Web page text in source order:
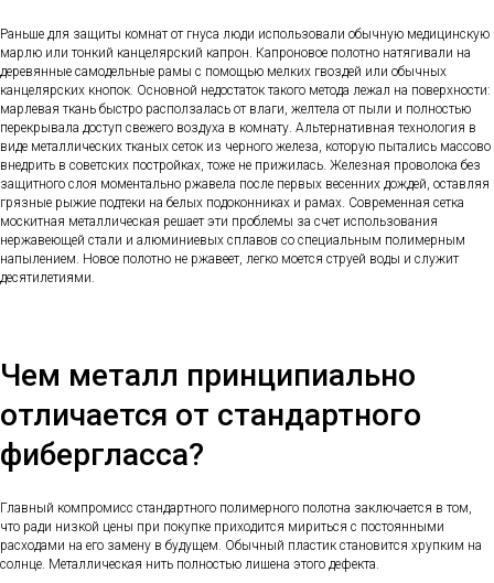
Раньше для защиты комнат от гнуса люди использовали обычную медицинскую
марлю или тонкий канцелярский капрон. Капроновое полотно натягивали на
деревянные самодельные рамы с помощью мелких гвоздей или обычных
канцелярских кнопок. Основной недостаток такого метода лежал на поверхности:
марлевая ткань быстро расползалась от влаги, желтела от пыли и полностью
перекрывала доступ свежего воздуха в комнату. Альтернативная технология в
виде металлических тканых сеток из черного железа, которую пытались массово
внедрить в советских постройках, тоже не прижилась. Железная проволока без
защитного слоя моментально ржавела после первых весенних дождей, оставляя
грязные рыжие подтеки на белых подоконниках и рамах. Современная сетка
москитная металлическая решает эти проблемы за счет использования
нержавеющей стали и алюминиевых сплавов со специальным полимерным
напылением. Новое полотно не ржавеет, легко моется струей воды и служит
десятилетиями.
Чем металл принципиально
отличается от стандартного
фибергласса?
Главный компромисс стандартного полимерного полотна заключается в том,
что ради низкой цены при покупке приходится мириться с постоянными
расходами на его замену в будущем. Обычный пластик становится хрупким на
солнце. Металлическая нить полностью лишена этого дефекта.